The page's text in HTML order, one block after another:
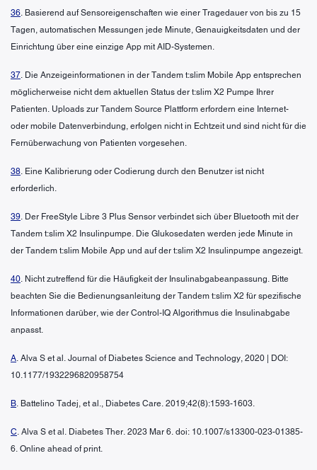
36. Basierend auf Sensoreigenschaften wie einer Tragedauer von bis zu 15
Tagen, automatischen Messungen jede Minute, Genauigkeitsdaten und der
Einrichtung über eine einzige App mit AID-Systemen.
37. Die Anzeigeinformationen in der Tandem t:slim Mobile App entsprechen
möglicherweise nicht dem aktuellen Status der t:slim X2 Pumpe Ihrer
Patienten. Uploads zur Tandem Source Plattform erfordern eine Internet-
oder mobile Datenverbindung, erfolgen nicht in Echtzeit und sind nicht für die
Fernüberwachung von Patienten vorgesehen.
38. Eine Kalibrierung oder Codierung durch den Benutzer ist nicht
erforderlich.
39. Der FreeStyle Libre 3 Plus Sensor verbindet sich über Bluetooth mit der
Tandem t:slim X2 Insulinpumpe. Die Glukosedaten werden jede Minute in
der Tandem t:slim Mobile App und auf der t:slim X2 Insulinpumpe angezeigt.
40. Nicht zutreffend für die Häufigkeit der Insulinabgabeanpassung. Bitte
beachten Sie die Bedienungsanleitung der Tandem t:slim X2 für spezifische
Informationen darüber, wie der Control-IQ Algorithmus die Insulinabgabe
anpasst.
A. Alva S et al. Journal of Diabetes Science and Technology, 2020 | DOI:
10.1177/1932296820958754
B. Battelino Tadej, et al., Diabetes Care. 2019;42(8):1593-1603.
C. Alva S et al. Diabetes Ther. 2023 Mar 6. doi: 10.1007/s13300-023-01385-
6. Online ahead of print.